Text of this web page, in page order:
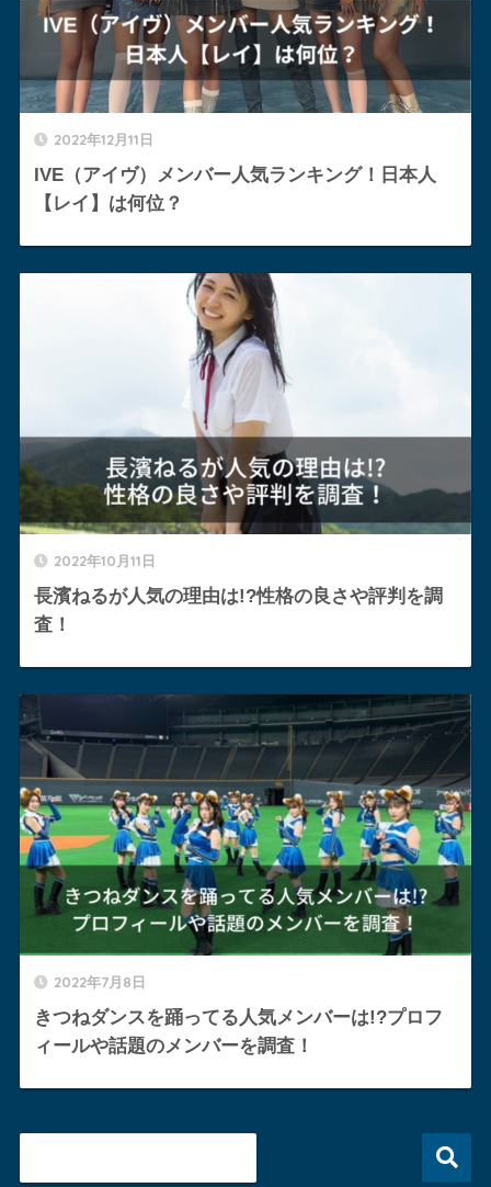
2022年12月11日
IVE（アイヴ）メンバー人気ランキング！日本人
【レイ】は何位？
2022年10月11日
長濱ねるが人気の理由は!?性格の良さや評判を調
査！
2022年7月8日
きつねダンスを踊ってる人気メンバーは!?プロフ
ィールや話題のメンバーを調査！